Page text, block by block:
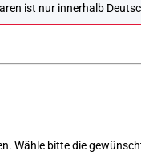
ist nur innerhalb
Wähle bitte die